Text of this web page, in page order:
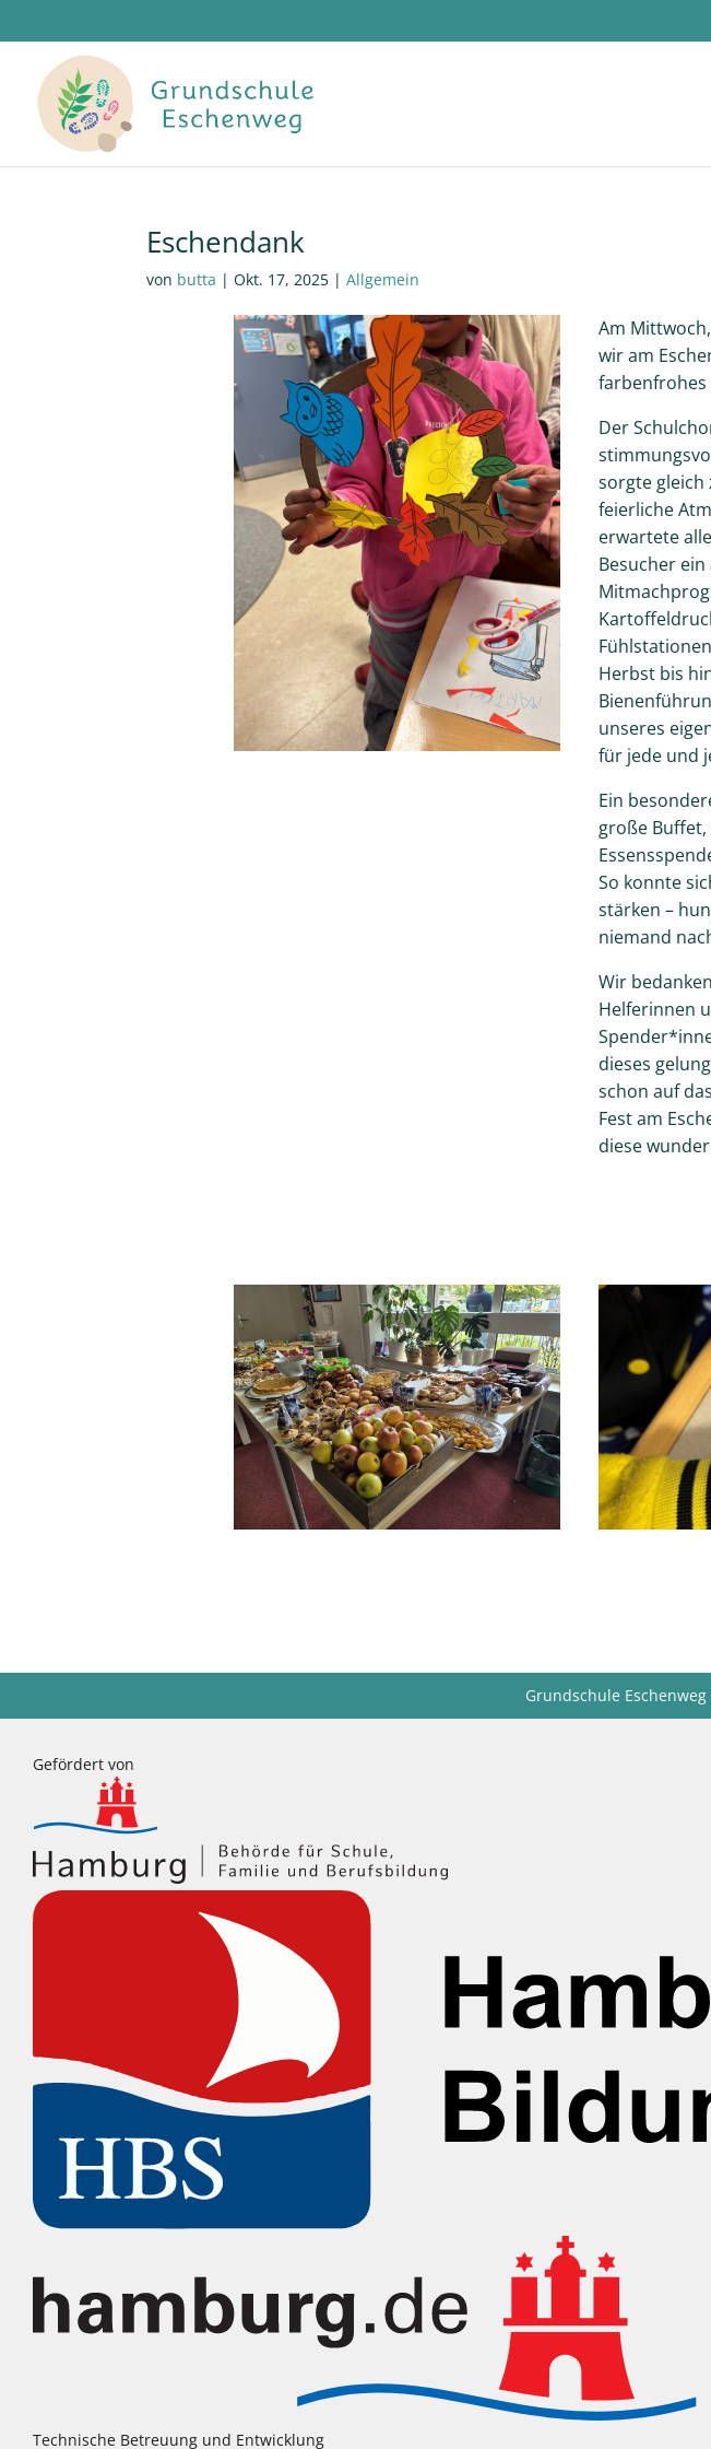
Eschendank
von butta |Okt. 17, 2025 |Allgemein
Am
wir am
farbenfrohes
Der
sorgte gleich
feierliche
erwartete
Besucher
Herbst bis
unseres
für jede und
Ein
große
So konnte
stärken –
niemand
Wir
Helferinnen
dieses
schon auf
Fest am
diese
Grundschule Eschenweg
Gefördert von
Technische Betreuung und Entwicklung